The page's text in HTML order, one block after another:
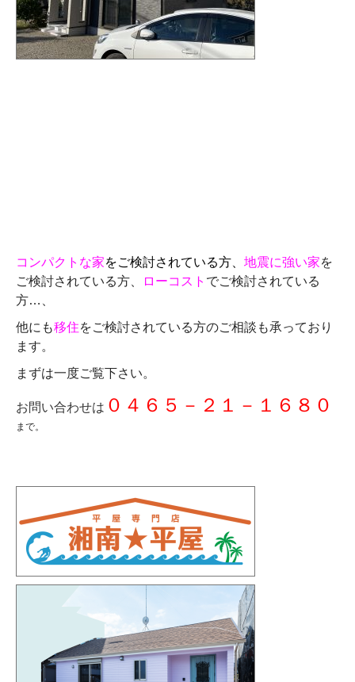
コンパクトな家をご検討されている方、 地震に強い家を
ご検討されている方、
ローコスト でご検討されている
方…、
他にも移住をご検討されている方のご相談も承っており
ます。
まずは一度ご覧下さい。
お問い合わせは ０４６５－２１－１６８０
まで。